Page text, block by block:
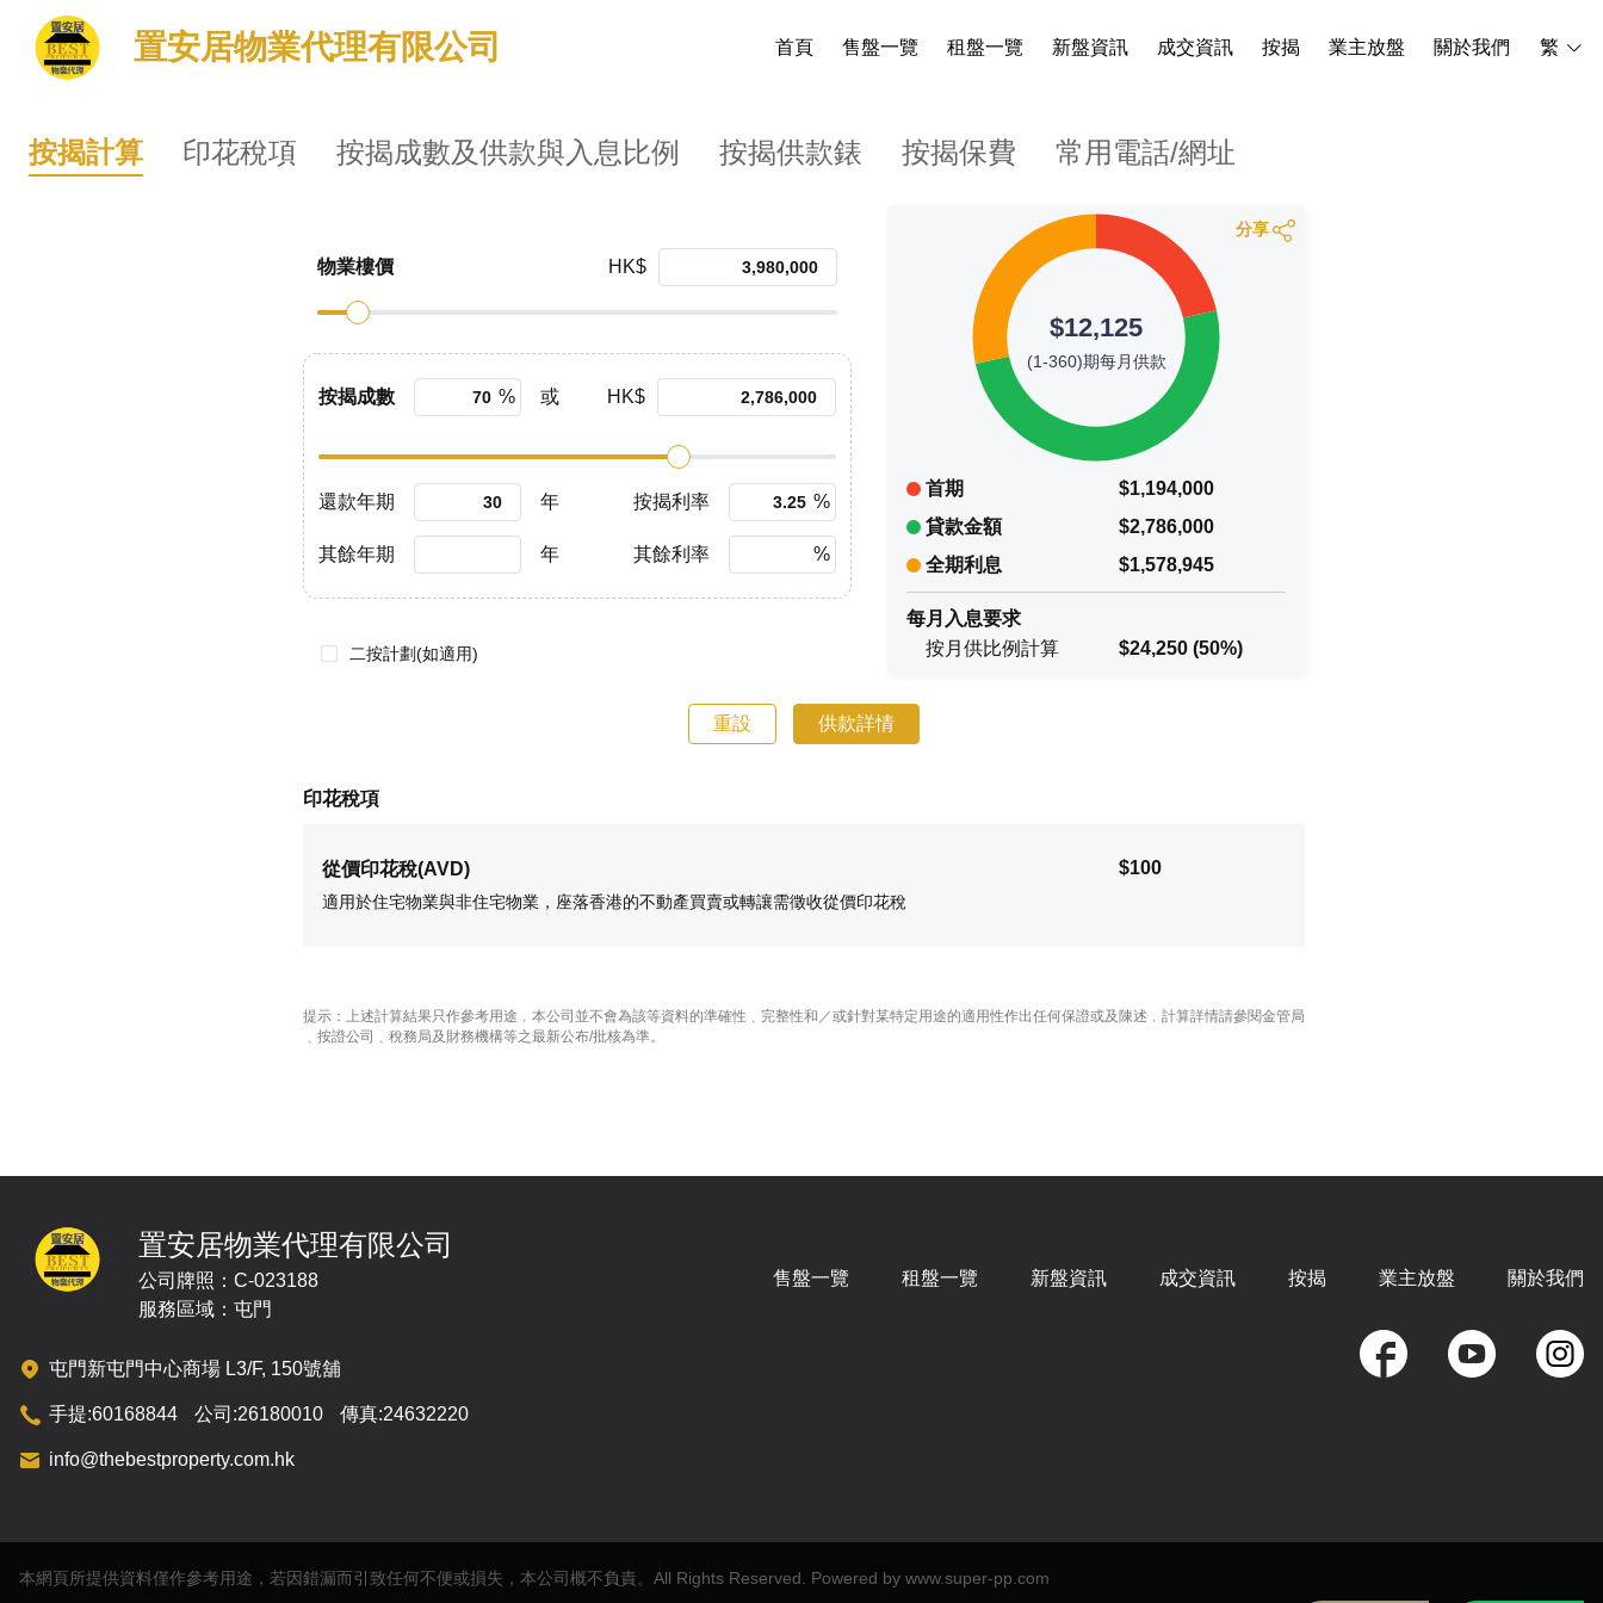
置安居物業代理有限公司 首頁 售盤一覽 租盤一覽 新盤資訊 成交資訊 按揭 業主放盤 關於我們 繁
按揭計算 印花稅項 按揭成數及供款與入息比例 按揭供款錶 按揭保費 常用電話/網址
置安居物業代理有限公司
公司牌照：C-023188
服務區域：屯門
屯門新屯門中心商場 L3/F, 150號舖
手提:60168844 公司:26180010 傳真:24632220
info@thebestproperty.com.hk
售盤一覽 租盤一覽 新盤資訊 成交資訊 按揭 業主放盤 關於我們
本網頁所提供資料僅作參考用途，若因錯漏而引致任何不便或損失，本公司概不負責。All Rights Reserved. Powered by www.super-pp.com